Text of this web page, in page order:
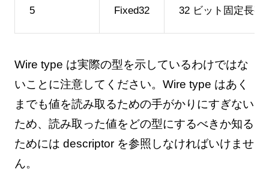
5 Fixed32 32 ビット固定長整
Wire type は実際の型を示しているわけではな
いことに注意してください。Wire type はあく
までも値を読み取るための手がかりにすぎない
ため、読み取った値をどの型にするべきか知る
ためには descriptor を参照しなければいけませ
ん。